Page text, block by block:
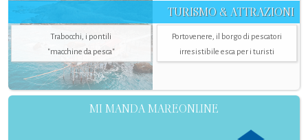
TURISMO & ATTRAZIONI
Trabocchi, i pontili
"macchine da pesca"
Portovenere, il borgo di pescatori
irresistibile esca per i turisti
MI MANDA MAREONLINE